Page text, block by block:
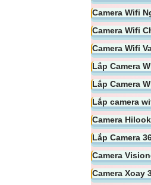
Camera Wifi
Camera Wifi
Camera Wifi
Lắp Camera
Lắp Camera
Lắp camera
Camera
Lắp Camera
Camera
Camera Xoay